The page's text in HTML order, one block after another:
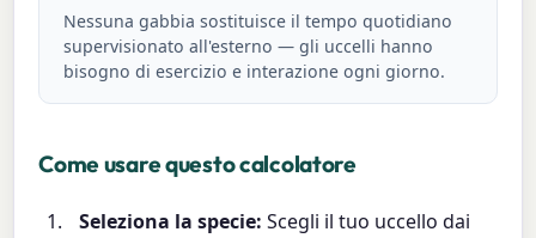
Nessuna gabbia sostituisce il tempo quotidiano
supervisionato all'esterno — gli uccelli hanno
bisogno di esercizio e interazione ogni giorno.
Come usare questo calcolatore
Seleziona la specie: Scegli il tuo uccello dai